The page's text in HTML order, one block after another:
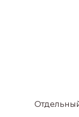
У нас 4
СВОИ
и